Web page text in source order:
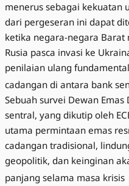
menerus sebagai kekuatan
dari pergeseran ini dapat
ketika negara-negara
Rusia pasca invasi ke
penilaian ulang
cadangan di antara bank
Sebuah survei Dewan
sentral, yang dikutip oleh
utama permintaan emas
cadangan tradisional,
geopolitik, dan keinginan
panjang selama masa krisis